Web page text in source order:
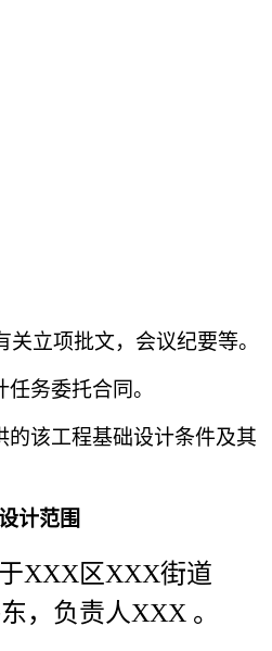
关立项批文，会议纪要等。
务委托合同。
的该工程基础设计条件及其
计范围
XXX区XXX街道
，负责人XXX 。